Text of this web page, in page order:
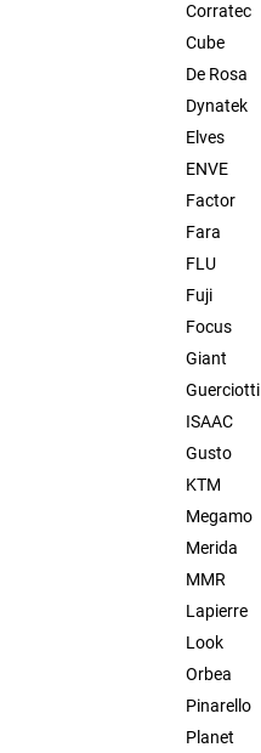
Corratec
Cube
De Rosa
Dynatek
Elves
ENVE
Factor
Fara
FLU
Fuji
Focus
Giant
Guerciotti
ISAAC
Gusto
KTM
Megamo
Merida
MMR
Lapierre
Look
Orbea
Pinarello
Planet